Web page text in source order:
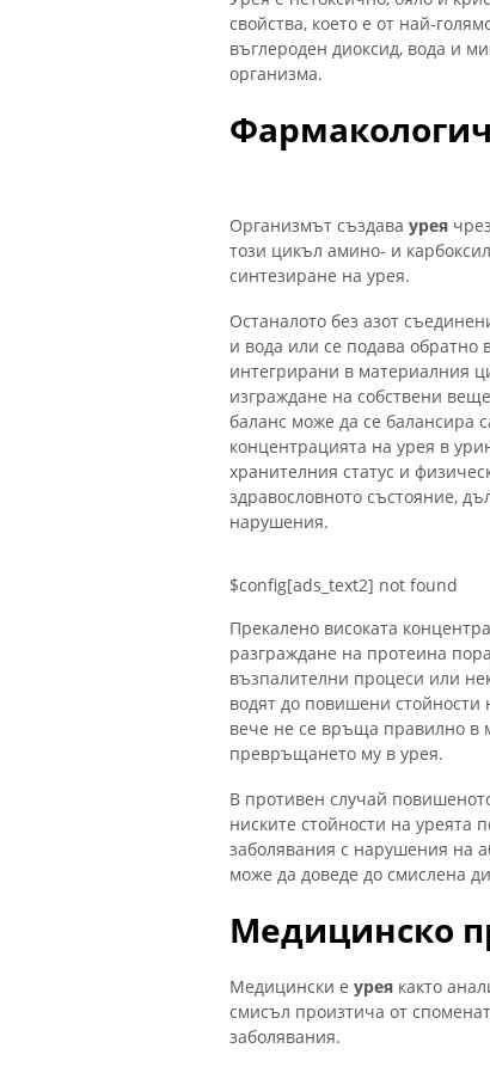
свойства, което е от най-
въглероден диоксид, вода и
организма.
Организмът създава урея
този цикъл амино- и
синтезиране на урея.
Останалото без азот
и вода или се подава
интегрирани в материалния
изграждане на собствени
баланс може да се балансира
концентрацията на урея в
хранителния статус и
здравословното състояние,
нарушения.
$config[ads_text2] not found
Прекалено високата
разграждане на протеина
възпалителни процеси или
водят до повишени стойности
вече не се връща правилно в
превръщането му в урея.
В противен случай
ниските стойности на уреята
заболявания с нарушения на
може да доведе до смислена
Медицинско
Медицински е урея както
смисъл произтича от
заболявания.